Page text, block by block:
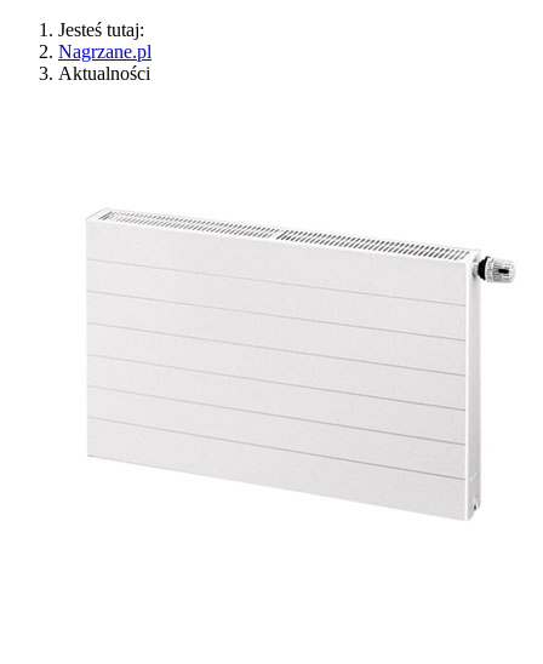
Jesteś tutaj:
Nagrzane.pl
Aktualności